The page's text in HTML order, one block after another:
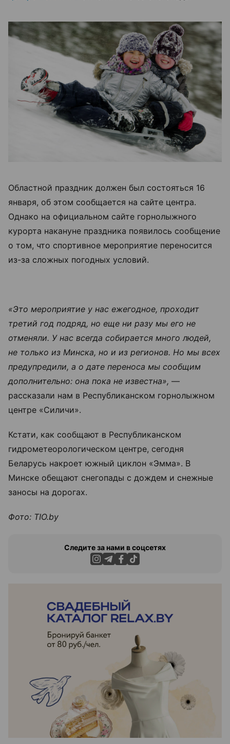
Областной праздник должен был состояться 16
января, об этом сообщается на сайте центра.
Однако на официальном сайте горнолыжного
курорта накануне праздника появилось сообщение
о том, что спортивное мероприятие переносится
из-за сложных погодных условий.
«Это мероприятие у нас ежегодное, проходит
третий год подряд, но еще ни разу мы его не
отменяли. У нас всегда собирается много людей,
не только из Минска, но и из регионов. Но мы всех
предупредили, а о дате переноса мы сообщим
дополнительно: она пока не известна», ―
рассказали нам в Республиканском горнолыжном
центре «Силичи».
Кстати, как сообщают в Республиканском
гидрометеорологическом центре, сегодня
Беларусь накроет южный циклон «Эмма». В
Минске обещают снегопады с дождем и снежные
заносы на дорогах.
Фото: TIO.by
Следите за нами в соцсетях
ЭФФЕКТИВНАЯ РЕКЛАМА НА САЙТЕ